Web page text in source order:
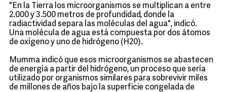
"En la Tierra los microorganismos se multiplican a entre
2.000 y 3.500 metros de profundidad, donde la
radiactividad separa las moléculas del agua", indicó.
Una molécula de agua está compuesta por dos átomos
de oxígeno y uno de hidrógeno (H20).
Mumma indicó que esos microorganismos se abastecen
de energía a partir del hidrógeno, un proceso que sería
utilizado por organismos similares para sobrevivir miles
de millones de años bajo la superficie congelada de